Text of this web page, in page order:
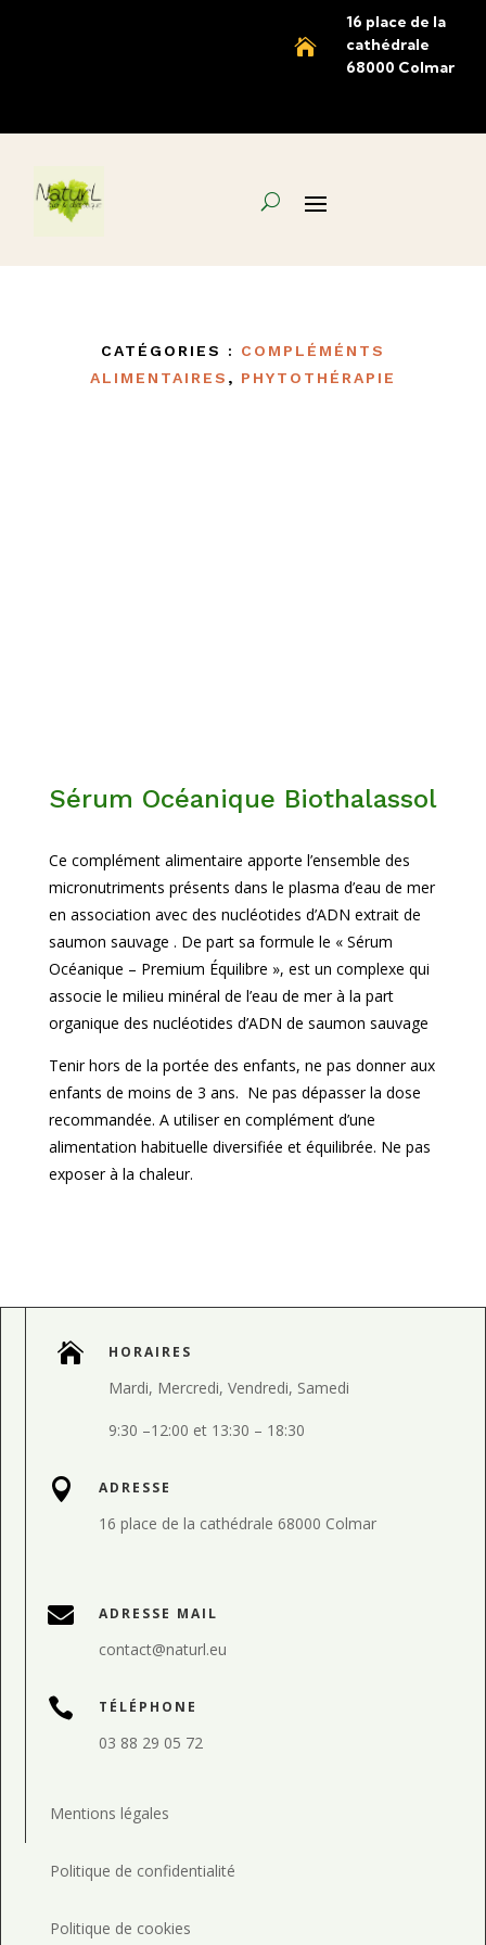

16 place de la
cathédrale
68000 Colmar
CATÉGORIES : COMPLÉMÉNTS
ALIMENTAIRES , PHYTOTHÉRAPIE
Sérum Océanique Biothalassol
Ce complément alimentaire apporte l’ensemble des
micronutriments présents dans le plasma d’eau de mer
en association avec des nucléotides d’ADN extrait de
saumon sauvage . De part sa formule le « Sérum
Océanique – Premium Équilibre », est un complexe qui
associe le milieu minéral de l’eau de mer à la part
organique des nucléotides d’ADN de saumon sauvage
Tenir hors de la portée des enfants, ne pas donner aux
enfants de moins de 3 ans. Ne pas dépasser la dose
recommandée. A utiliser en complément d’une
alimentation habituelle diversifiée et équilibrée. Ne pas
exposer à la chaleur.
 HORAIRES
Mardi, Mercredi, Vendredi, Samedi
9:30 –12:00 et 13:30 – 18:30
 ADRESSE
16 place de la cathédrale 68000 Colmar
 ADRESSE MAIL
contact@naturl.eu
 TÉLÉPHONE
03 88 29 05 72
Mentions légales
Politique de confidentialité
Politique de cookies